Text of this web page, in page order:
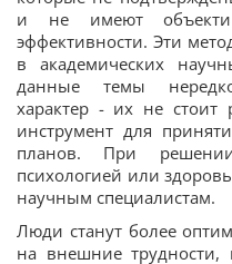
и не имеют
эффективности. Эти
в академических
данные темы
характер - их не стоит
инструмент для
планов. При
психологией или
научным специалистам.
Люди станут более
на внешние трудности,